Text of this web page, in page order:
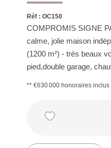
Réf : OC150
COMPROMIS SIGNE
calme, jolie maison
(1200 m²) - très beaux
pied,double garage,
** €630 000 honoraires inclus